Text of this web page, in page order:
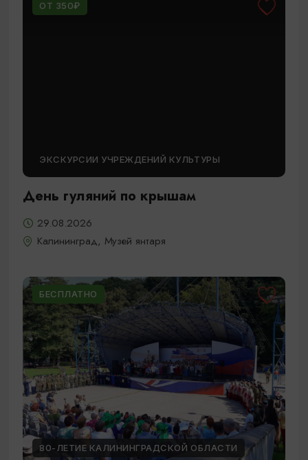
ОТ 350₽
ЭКСКУРСИИ УЧРЕЖДЕНИЙ КУЛЬТУРЫ
День гуляний по крышам
29.08.2026
Калининград, Музей янтаря
БЕСПЛАТНО
80-ЛЕТИЕ КАЛИНИНГРАДСКОЙ ОБЛАСТИ